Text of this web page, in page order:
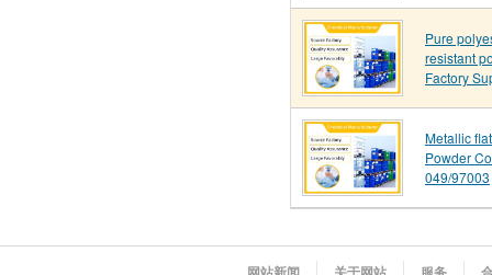
Pure
resistant
Factory
Metallic
Powder
049/97003